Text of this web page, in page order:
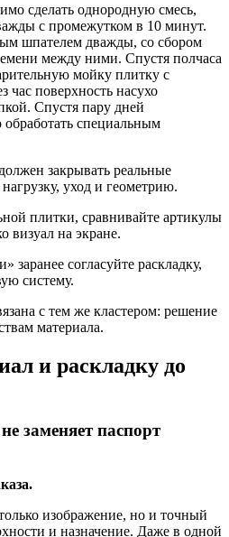
сделать однородную смесь,
с промежутком в 10 минут.
шпателем дважды, со сбором
между ними. Спустя полчаса
мойку плитку с
поверхность насухо
Спустя пару дней
специальным
закрывать реальные
уход и геометрию.
плитки, сравнивайте артикулы
визуал на экране.
заранее согласуйте раскладку,
систему.
с тем же кластером: решение
материала.
и раскладку до
заменяет паспорт
изображение, но и точный
и назначение. Даже в одной